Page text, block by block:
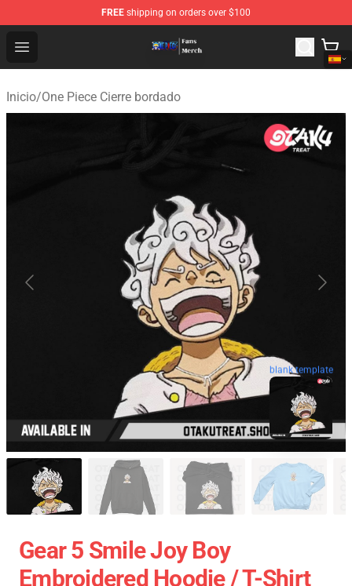
FREE shipping on orders over $100
Open menu
One Piece Store - Official One Piece Merchandise Shop
Inicio/One Piece Cierre bordado
blank template
Gear 5 Smile Joy Boy
Embroidered Hoodie / T-Shirt